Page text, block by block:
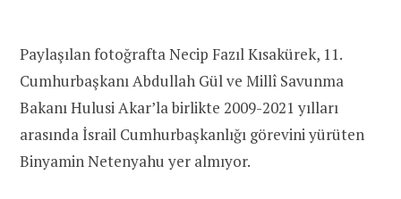
Paylaşılan fotoğrafta Necip Fazıl Kısakürek, 11.
Cumhurbaşkanı Abdullah Gül ve Millî Savunma
Bakanı Hulusi Akar’la birlikte 2009-2021 yılları
arasında İsrail Cumhurbaşkanlığı görevini yürüten
Binyamin Netenyahu yer almıyor.